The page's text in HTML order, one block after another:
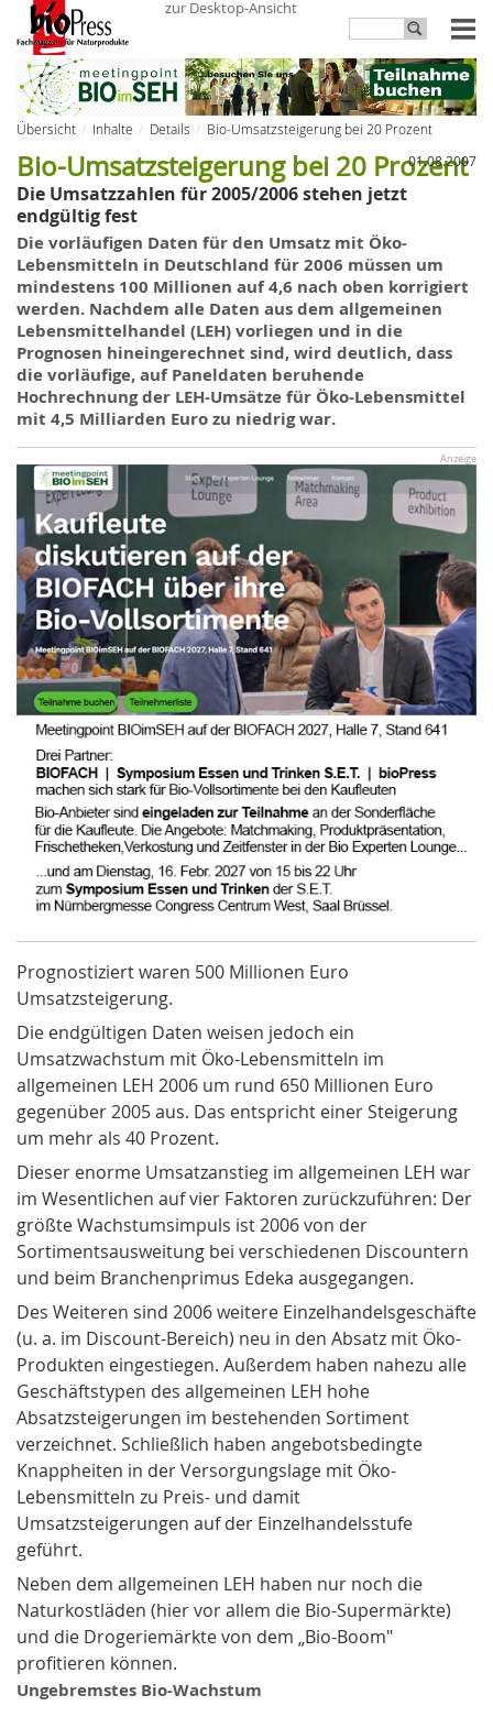
zur Desktop-Ansicht
Übersicht Inhalte Details
Bio-Umsatzsteigerung bei 20 Prozent
01.08.2007
Bio-Umsatzsteigerung bei 20 Prozent
Die Umsatzzahlen für 2005/2006 stehen jetzt
endgültig fest
Die vorläufigen Daten für den Umsatz mit Öko-
Lebensmitteln in Deutschland für 2006 müssen um
mindestens 100 Millionen auf 4,6 nach oben korrigiert
werden. Nachdem alle Daten aus dem allgemeinen
Lebensmittelhandel (LEH) vorliegen und in die
Prognosen hineingerechnet sind, wird deutlich, dass
die vorläufige, auf Paneldaten beruhende
Hochrechnung der LEH-Umsätze für Öko-Lebensmittel
mit 4,5 Milliarden Euro zu niedrig war.
Anzeige
Prognostiziert waren 500 Millionen Euro
Umsatzsteigerung.
Die endgültigen Daten weisen jedoch ein
Umsatzwachstum mit Öko-Lebensmitteln im
allgemeinen LEH 2006 um rund 650 Millionen Euro
gegenüber 2005 aus. Das entspricht einer Steigerung
um mehr als 40 Prozent.
Dieser enorme Umsatzanstieg im allgemeinen LEH war
im Wesentlichen auf vier Faktoren zurückzuführen: Der
größte Wachstumsimpuls ist 2006 von der
Sortimentsausweitung bei verschiedenen Discountern
und beim Branchenprimus Edeka ausgegangen.
Des Weiteren sind 2006 weitere Einzelhandelsgeschäfte
(u. a. im Discount-Bereich) neu in den Absatz mit Öko-
Produkten eingestiegen. Außerdem haben nahezu alle
Geschäftstypen des allgemeinen LEH hohe
Absatzsteigerungen im bestehenden Sortiment
verzeichnet. Schließlich haben angebotsbedingte
Knappheiten in der Versorgungslage mit Öko-
Lebensmitteln zu Preis- und damit
Umsatzsteigerungen auf der Einzelhandelsstufe
geführt.
Neben dem allgemeinen LEH haben nur noch die
Naturkostläden (hier vor allem die Bio-Supermärkte)
und die Drogeriemärkte von dem „Bio-Boom"
profitieren können.
Ungebremstes Bio-Wachstum